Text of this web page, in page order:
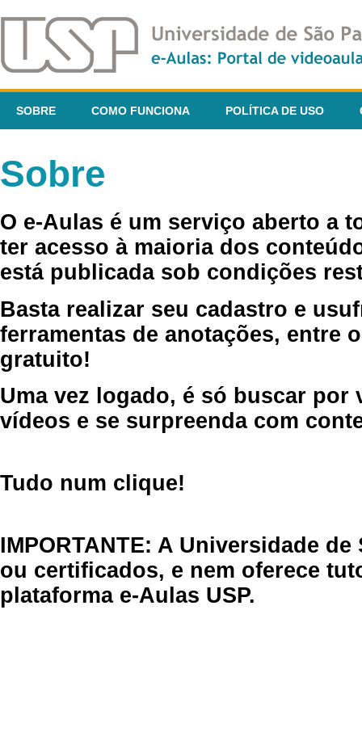
SOBRE COMO FUNCIONA POLÍTICA DE USO
Sobre
O e-Aulas é um serviço aberto a
ter acesso à maioria dos
está publicada sob condições
Basta realizar seu cadastro e
ferramentas de anotações, entre
gratuito!
Uma vez logado, é só buscar por
vídeos e se surpreenda com
Tudo num clique!
IMPORTANTE: A Universidade
ou certificados, e nem oferece
plataforma e-Aulas USP.